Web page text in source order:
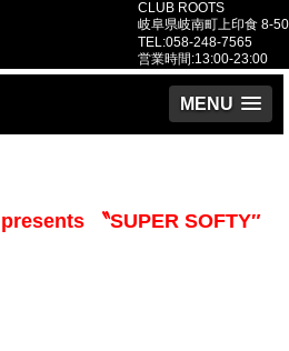
CLUB ROOTS
岐阜県岐南町上印食 8-50
TEL:058-248-7565
営業時間:13:00-23:00
MENU
〝SUPER SOFTY″